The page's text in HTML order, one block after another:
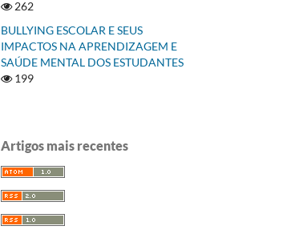
262
BULLYING ESCOLAR E SEUS
IMPACTOS NA APRENDIZAGEM E
SAÚDE MENTAL DOS ESTUDANTES
199
Artigos mais recentes